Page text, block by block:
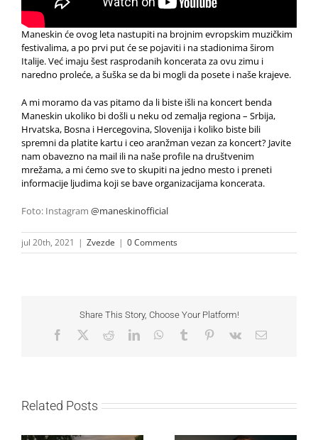
Maneskin će ovog leta nastupiti na brojnim evropskim muzičkim
festivalima, a po prvi put će se pojaviti i na stadionima širom
Italije. Već imaju šest rasprodanih koncerata za ovu zimu i
naredno proleće, a šuška se da bi mogli da posete i naše krajeve.
A mi moramo da vas pitamo da li biste išli na koncert benda
Maneskin ukoliko bi došli u neku od zemalja regiona – Srbija,
Hrvatska, Bosna i Hercegovina, Slovenija i koliko biste bili
spremni da platite kartu i ceo aranžman vezan za koncert? Javite
nam obavezno na mail ili na naše profile na društvenim
mrežama, a mi ćemo sve to skupiti na jedno mesto i preneti
informacije ljudima koji se bave organizacijama koncerata.
Foto: Instagram @maneskinofficial
jul 20th, 2021 | Zvezde | 0 Comments
Share This Story, Choose Your Platform!
Facebook RedditLinkedInWhatsApp
Tumblr Pinterest
Vk Email
Related Posts